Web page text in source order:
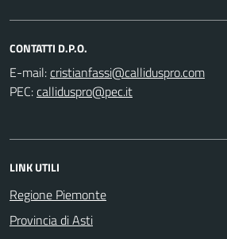
CONTATTI D.P.O.
E-mail:
PEC:
LINK UTILI
Regione Piemonte
Provincia di Asti